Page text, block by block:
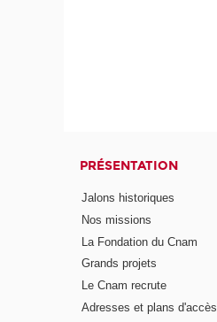
PRÉSENTATION
Jalons historiques
Nos missions
La Fondation du Cnam
Grands projets
Le Cnam recrute
Adresses et plans d'accès